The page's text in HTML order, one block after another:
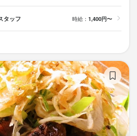
タッフ 時給： 1,400円〜
用！
ブランク不問】
は優遇
・ネイル・ピアスOK／車・バイク通勤
接OK／高定着率・中途入社50％以上／
迎・ブランクOK
け技術 カクテル技法
ワインの知識
ウイスキーの知識
リキュール・スピリッツの知識
識 食器の知識 サービスマナー
テーブルマナー
メニュー開発 仕入れ・食材の目利き
ウイスキーの知識
リキュール・スピリッツの知識
店での調理経験 飲食店での接客経験 調理師免許
用！
ワインの知識
ウイスキーの知識
リキュール・スピリッツの知識
識
店での調理経験 飲食店での接客経験 調理師免許